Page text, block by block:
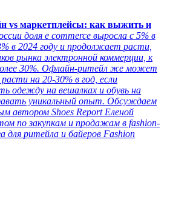
vs маркетплейсы: как выжить и
доля e commerce выросла с 5% в
в 2024 году и продолжает расти,
рынка электронной коммерции, к
30%. Офлайн-ритейл же может
на 20-30% в год, если
одежду на вешалках и обувь на
уникальный опыт. Обсуждаем
автором Shoes Report Еленой
по закупкам и продажам в fashion-
для ритейла и байеров Fashion